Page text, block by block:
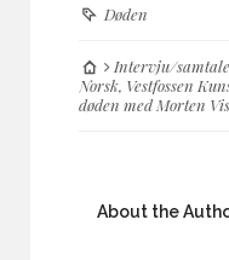
Døden
Intervju/
Norsk, Vestfossen
døden med Morten
About the